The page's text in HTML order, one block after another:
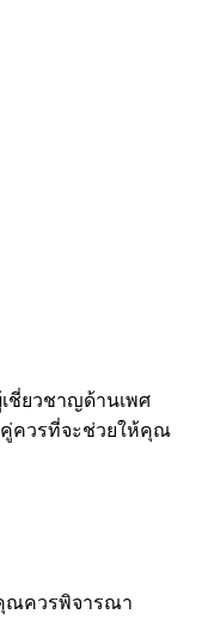
ชี่ยวชาญด้านเพศ
ควรที่จะช่วยให้คุณ
ณควรพิจารณา